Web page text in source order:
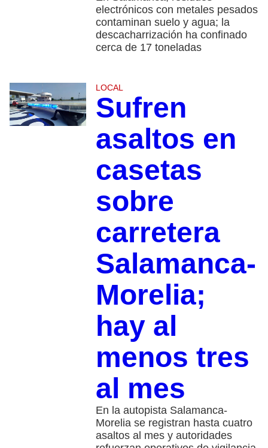
electrónicos con metales pesados
contaminan suelo y agua; la
descacharrización ha confinado
cerca de 17 toneladas
LOCAL
Sufren
asaltos en
casetas
sobre
carretera
Salamanca-
Morelia;
hay al
menos tres
al mes
En la autopista Salamanca-
Morelia se registran hasta cuatro
asaltos al mes y autoridades